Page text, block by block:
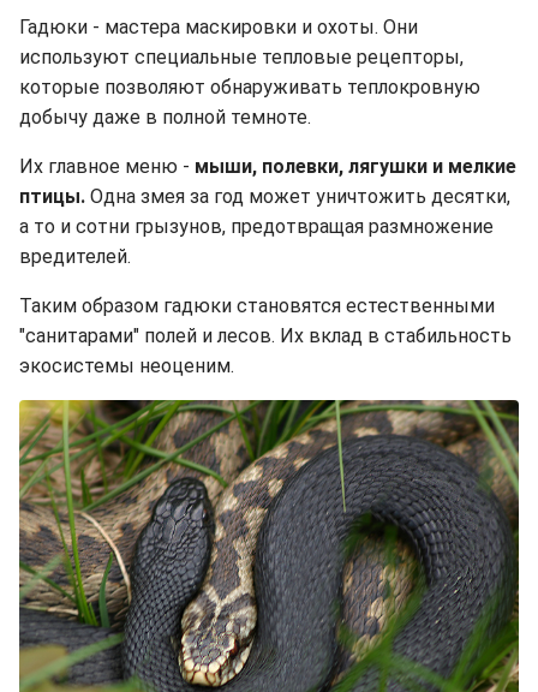
Гадюки - мастера маскировки и охоты. Они
используют специальные тепловые рецепторы,
которые позволяют обнаруживать теплокровную
добычу даже в полной темноте.
Их главное меню - мыши, полевки, лягушки и мелкие
птицы. Одна змея за год может уничтожить десятки,
а то и сотни грызунов, предотвращая размножение
вредителей.
Таким образом гадюки становятся естественными
"санитарами" полей и лесов. Их вклад в стабильность
экосистемы неоценим.